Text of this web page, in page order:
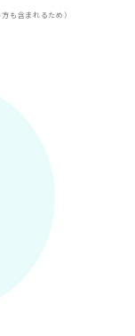
も含まれるため）